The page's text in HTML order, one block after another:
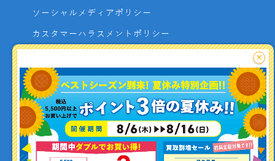
釣り情報を
ソーシャルメディアポリシー
カスタマーハラスメントポリシー
よくあるご質問
お問い合わせ
利用者資金の保全方法
×